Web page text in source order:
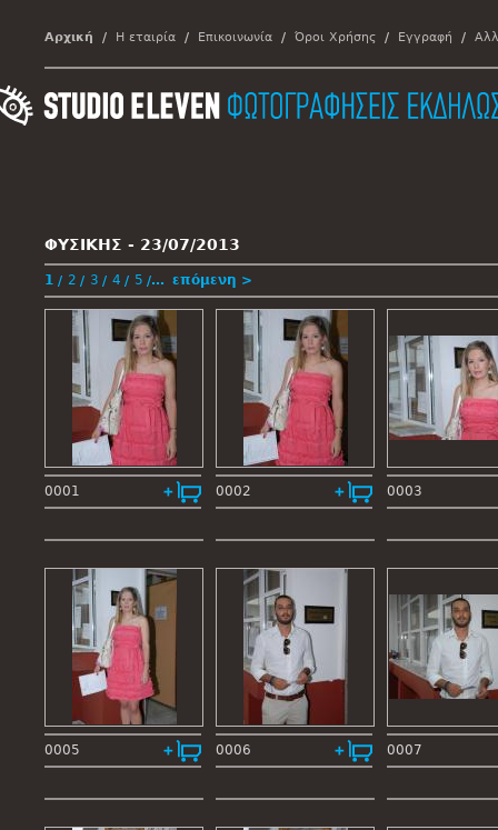
Αρχική Η εταιρία Επικοινωνία Όροι Χρήσης Εγγραφή
ΦΥΣΙΚΗΣ - 23/07/2013
1 2 3 4 5 … επόμενη >
0001 0002 0003
0005 0006 0007